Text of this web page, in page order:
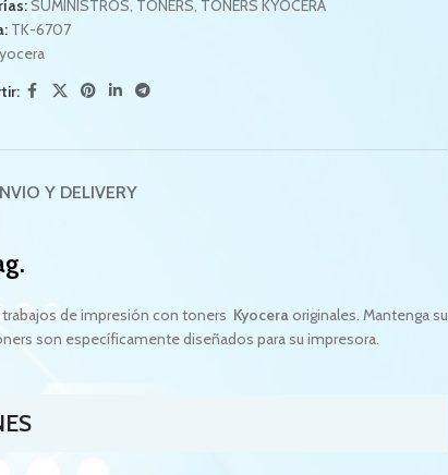
SUMINISTROS, TONERS, TONERS KYOCERA
TK-6707
Y DELIVERY
de impresión con toners Kyoceraoriginales. Mantenga su
son específicamente diseñados para su impresora.